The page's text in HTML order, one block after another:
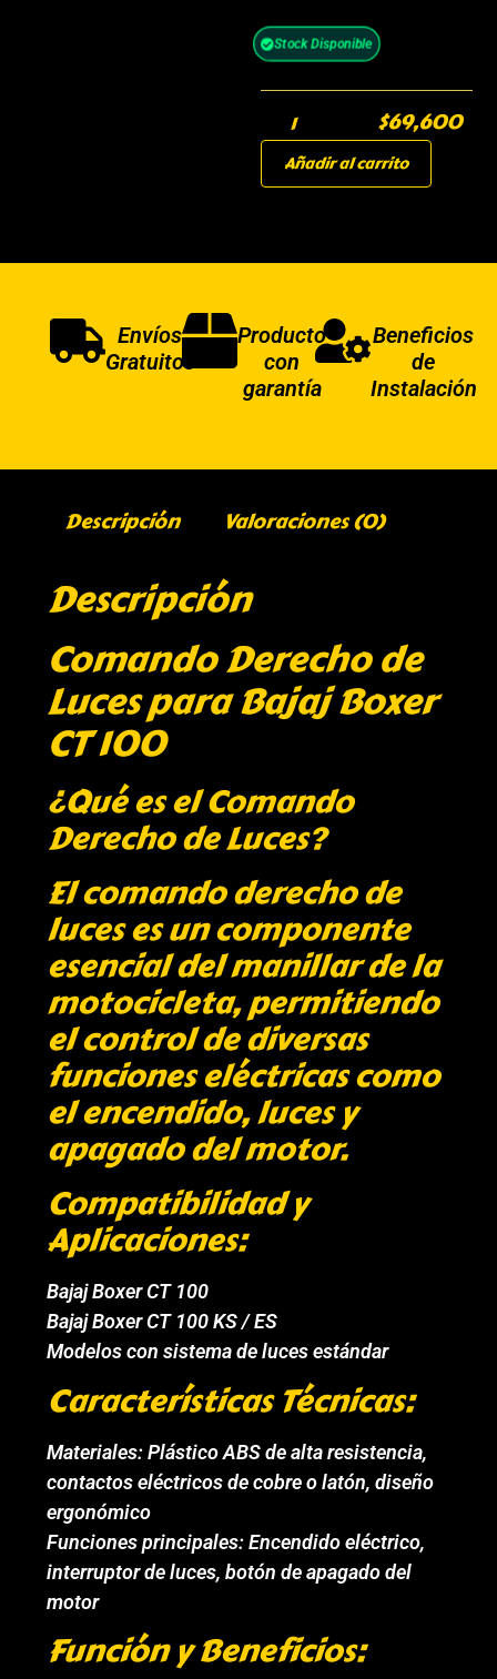
Stock Disponible
$69,600
Añadir al carrito
Envíos
Gratuitos
Producto
con
garantía
Beneficios
de
Instalación
Descripción Valoraciones (0)
Descripción
Comando Derecho de
Luces para Bajaj Boxer
CT 100
¿Qué es el Comando
Derecho de Luces?
El comando derecho de
luces es un componente
esencial del manillar de la
motocicleta, permitiendo
el control de diversas
funciones eléctricas como
el encendido, luces y
apagado del motor.
Compatibilidad y
Aplicaciones:
Bajaj Boxer CT 100
Bajaj Boxer CT 100 KS / ES
Modelos con sistema de luces estándar
Características Técnicas:
Materiales: Plástico ABS de alta resistencia,
contactos eléctricos de cobre o latón, diseño
ergonómico
Funciones principales: Encendido eléctrico,
interruptor de luces, botón de apagado del
motor
Función y Beneficios: